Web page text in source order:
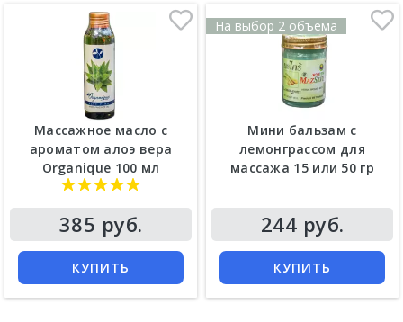
Массажное масло с
ароматом алоэ вера
Organique 100 мл
385 руб.
КУПИТЬ
На выбор 2 объема
Мини бальзам с
лемонграссом для
массажа 15 или 50 гр
244 руб.
КУПИТЬ